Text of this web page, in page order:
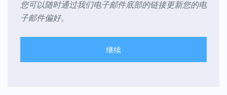
您可以随时通过我们电子邮件底部的链接更新您的电
子邮件偏好。
继续